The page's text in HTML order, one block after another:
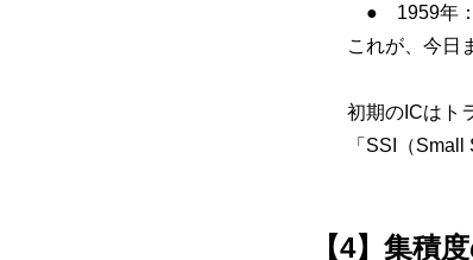
● 1959年：
これが、今日
初期のICはト
「SSI（
【4】集積